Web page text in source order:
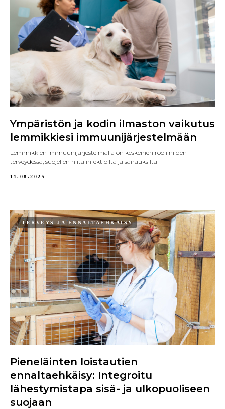
Ympäristön ja kodin ilmaston vaikutus
lemmikkiesi immuunijärjestelmään
Lemmikkien immuunijärjestelmällä on keskeinen rooli niiden
terveydessä, suojellen niitä infektioilta ja sairauksilta
11.08.2025
TERVEYS JA ENNALTAEHKÄISY
Pieneläinten loistautien
ennaltaehkäisy: Integroitu
lähestymistapa sisä- ja ulkopuoliseen
suojaan